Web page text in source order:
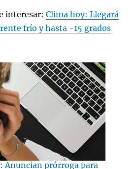
interesar:Clima hoy: Llegará
frío y hasta -15 grados
Anuncian prórroga para